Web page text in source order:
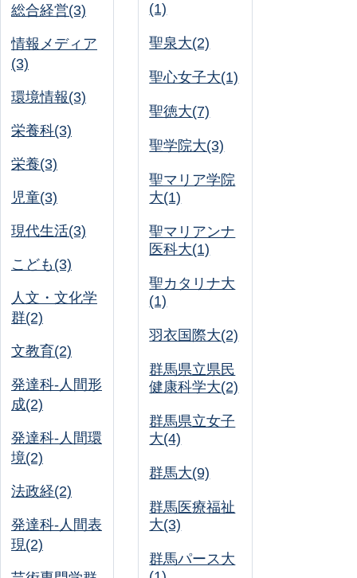
総合経営(3)
情報メディア
(3)
環境情報(3)
栄養科(3)
栄養(3)
児童(3)
現代生活(3)
こども(3)
人文・文化学
群(2)
文教育(2)
発達科-人間形
成(2)
発達科-人間環
境(2)
法政経(2)
発達科-人間表
現(2)
(1)
聖泉大(2)
聖心女子大(1)
聖徳大(7)
聖学院大(3)
聖マリア学院
大(1)
聖マリアンナ
医科大(1)
聖カタリナ大
(1)
羽衣国際大(2)
群馬県立県民
健康科学大(2)
群馬県立女子
大(4)
群馬大(9)
群馬医療福祉
大(3)
群馬パース大